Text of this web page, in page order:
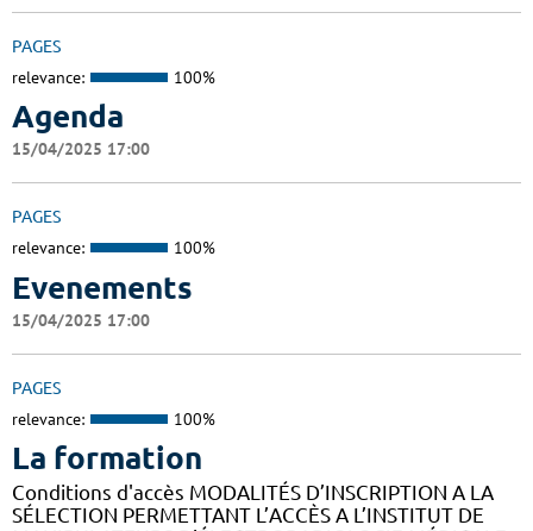
PAGES
relevance: 100%
Agenda
15/04/2025 17:00
PAGES
relevance: 100%
Evenements
15/04/2025 17:00
PAGES
relevance: 100%
La formation
Conditions d'accès MODALITÉS D’INSCRIPTION A LA
SÉLECTION PERMETTANT L’ACCÈS A L’INSTITUT DE